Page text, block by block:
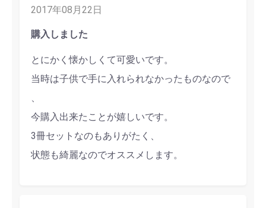
2017年08月22日
購入しました
とにかく懐かしくて可愛いです。
当時は子供で手に入れられなかったものなので
今購入出来たことが嬉しいです。
3冊セットなのもありがたく、
状態も綺麗なのでオススメします。